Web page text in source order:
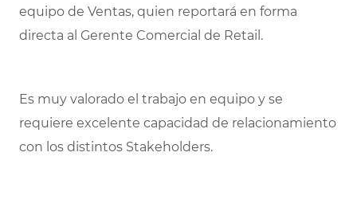
equipo de Ventas, quien reportará en forma
directa al Gerente Comercial de Retail.
Es muy valorado el trabajo en equipo y se
requiere excelente capacidad de relacionamiento
con los distintos Stakeholders.